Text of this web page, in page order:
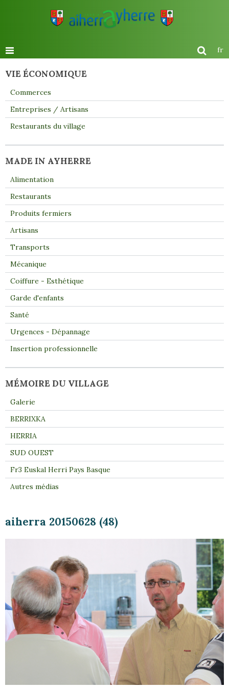
fr
aiherra 20150628 (48)
VIE ÉCONOMIQUE
Commerces
Entreprises / Artisans
Restaurants du village
MADE IN AYHERRE
Alimentation
Restaurants
Produits fermiers
Artisans
Transports
Mécanique
Coiffure - Esthétique
Garde d'enfants
Santé
Urgences - Dépannage
Insertion professionnelle
MÉMOIRE DU VILLAGE
Galerie
BERRIXKA
HERRIA
SUD OUEST
Fr3 Euskal Herri Pays Basque
Autres médias